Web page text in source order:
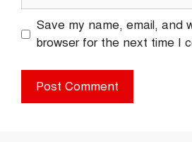
Save my name, email, and
browser for the next time I